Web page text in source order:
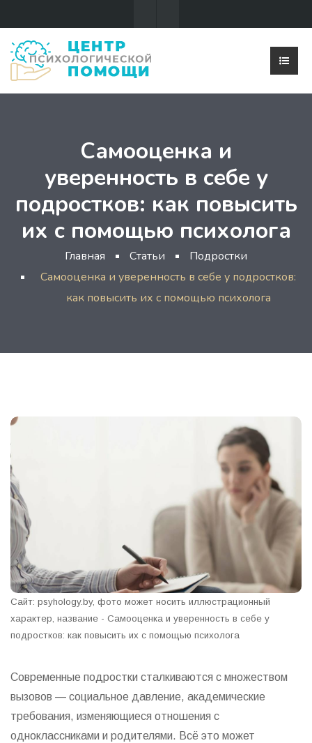
Самооценка и
уверенность в себе у
подростков: как повысить
их с помощью психолога
Главная Статьи
Подростки
Самооценка и уверенность в себе у подростков:
как повысить их с помощью психолога
Сайт: psyhology.by, фото может носить иллюстрационный
характер, название - Самооценка и уверенность в себе у
подростков: как повысить их с помощью психолога
Современные подростки сталкиваются с множеством
вызовов — социальное давление, академические
требования, изменяющиеся отношения с
одноклассниками и родителями. Всё это может